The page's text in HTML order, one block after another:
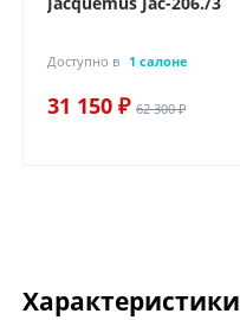
Доступно в 1 салоне
31 150 ₽ 62 300 ₽
Характеристики